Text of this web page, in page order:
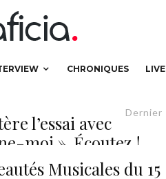
CHRONIQUES LIVE
Dernier
l’essai avec
moi ». Écoutez !
Musicales du 15